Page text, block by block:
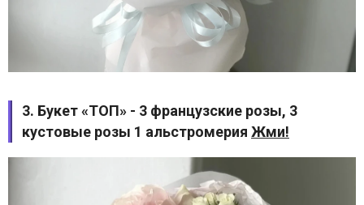
3. Букет «ТОП» - 3 французские розы, 3
кустовые розы 1 альстромерия Жми!